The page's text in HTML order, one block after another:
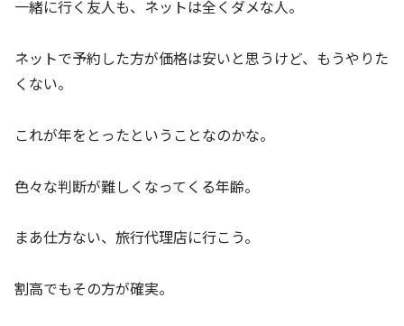
一緒に行く友人も、ネットは全くダメな人。
ネットで予約した方が価格は安いと思うけど、もうやりた
くない。
これが年をとったということなのかな。
色々な判断が難しくなってくる年齢。
まあ仕方ない、旅行代理店に行こう。
割高でもその方が確実。